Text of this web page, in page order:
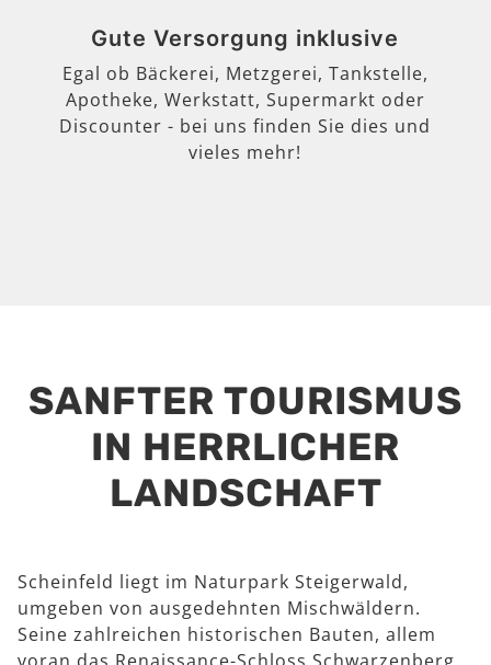
Gute Versorgung inklusive
Egal ob Bäckerei, Metzgerei, Tankstelle,
Apotheke, Werkstatt, Supermarkt oder
Discounter - bei uns finden Sie dies und
vieles mehr!
SANFTER TOURISMUS
IN HERRLICHER
LANDSCHAFT
Scheinfeld liegt im Naturpark Steigerwald,
umgeben von ausgedehnten Mischwäldern.
Seine zahlreichen historischen Bauten, allem